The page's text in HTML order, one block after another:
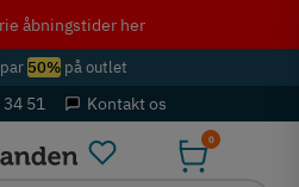
åbningstider her
50%på outlet
51 Kontakt os
0